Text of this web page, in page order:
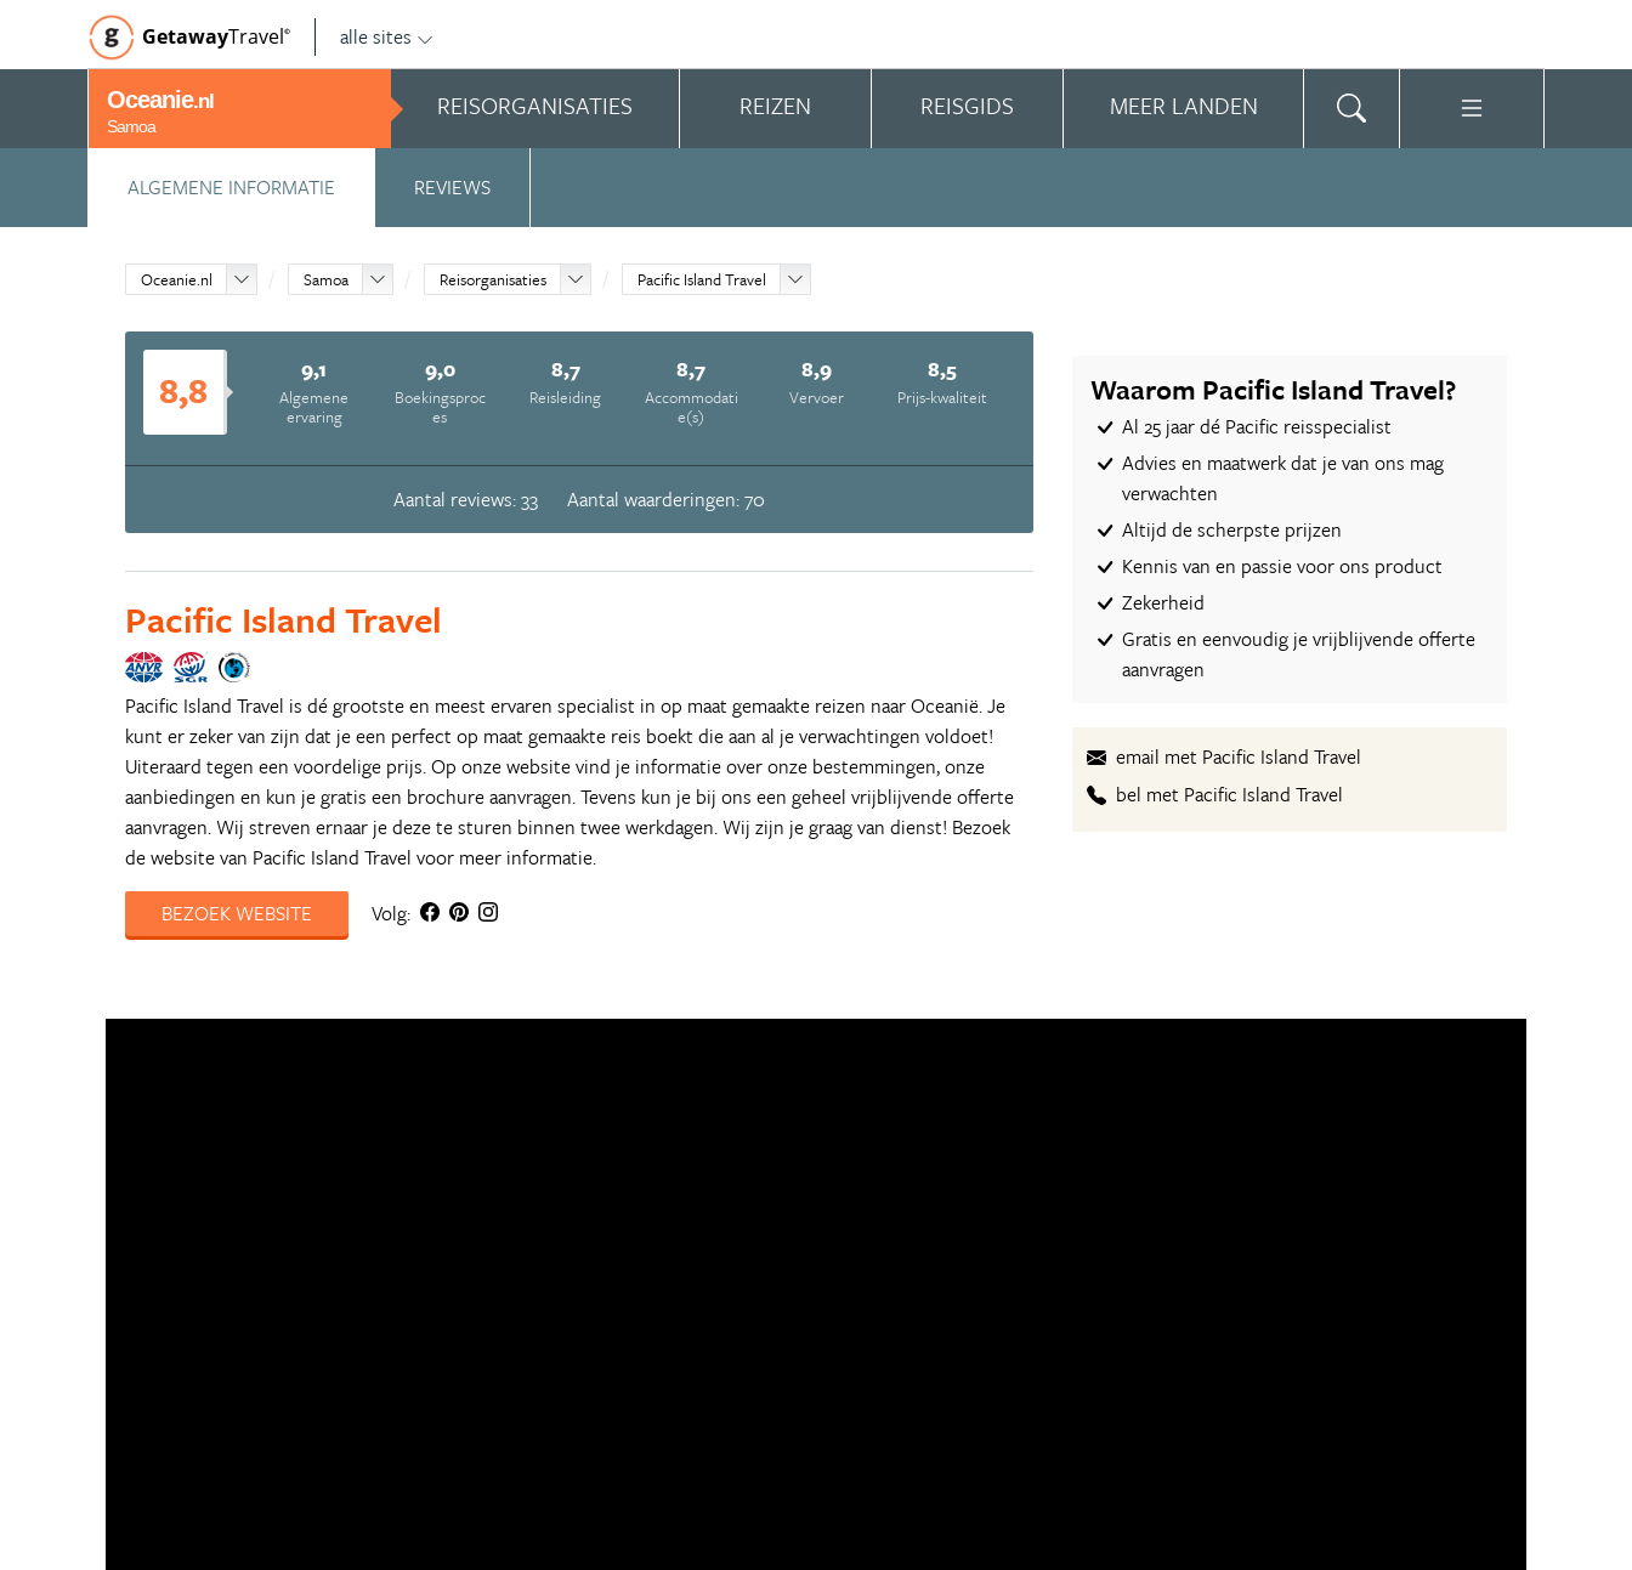
GetawayTravel© alle sites
Oceanie.nl
Samoa
REISORGANISATIES REIZEN REISGIDS MEER LANDEN
ALGEMENE INFORMATIE REVIEWS
Oceanie.nl Samoa Reisorganisaties Pacific Island Travel
8,8 9,1
Algemene
ervaring
9,0
Boekingsproc
es
8,7
Reisleiding
8,7
Accommodati
e(s)
8,9
Vervoer
8,5
Prijs-kwaliteit
Aantal reviews: 33 Aantal waarderingen: 70
Pacific Island Travel
Pacific Island Travel is dé grootste en meest ervaren specialist in op maat gemaakte reizen naar Oceanië. Je
kunt er zeker van zijn dat je een perfect op maat gemaakte reis boekt die aan al je verwachtingen voldoet!
Uiteraard tegen een voordelige prijs. Op onze website vind je informatie over onze bestemmingen, onze
aanbiedingen en kun je gratis een brochure aanvragen. Tevens kun je bij ons een geheel vrijblijvende offerte
aanvragen. Wij streven ernaar je deze te sturen binnen twee werkdagen. Wij zijn je graag van dienst! Bezoek
de website van Pacific Island Travel voor meer informatie.
BEZOEK WEBSITE
Volg:
Waarom Pacific Island Travel?
Al 25 jaar dé Pacific reisspecialist
Advies en maatwerk dat je van ons mag
verwachten
Altijd de scherpste prijzen
Kennis van en passie voor ons product
Zekerheid
Gratis en eenvoudig je vrijblijvende offerte
aanvragen
email met Pacific Island Travel
bel met Pacific Island Travel